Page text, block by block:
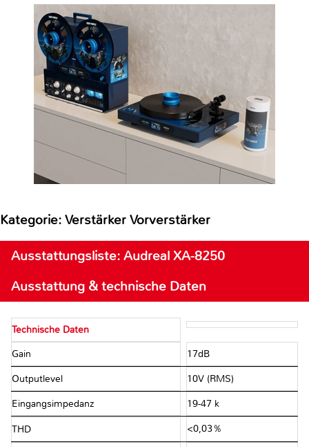
Kategorie: Verstärker Vorverstärker
Ausstattungsliste: Audreal XA-8250
Ausstattung & technische Daten
Technische Daten
Gain 17dB
Outputlevel 10V (RMS)
Eingangsimpedanz 19-47 kΩ
THD <0,03％